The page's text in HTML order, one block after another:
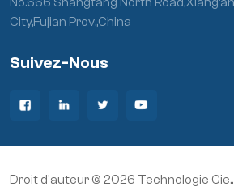
City,Fujian Prov.,China
Suivez-Nous
Droit d'auteur © 2026 Technologie